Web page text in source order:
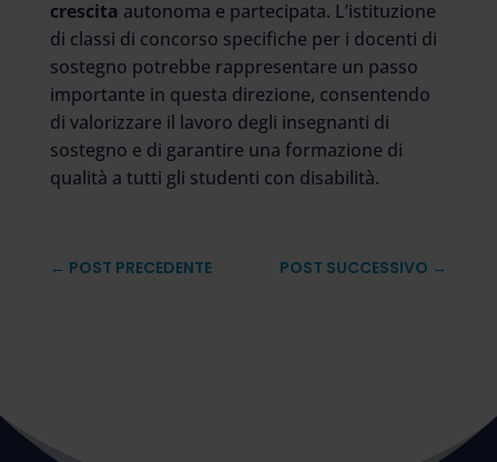
crescita autonoma e partecipata. L’istituzione
di classi di concorso specifiche per i docenti di
sostegno potrebbe rappresentare un passo
importante in questa direzione, consentendo
di valorizzare il lavoro degli insegnanti di
sostegno e di garantire una formazione di
qualità a tutti gli studenti con disabilità.
← POST PRECEDENTE POST SUCCESSIVO →